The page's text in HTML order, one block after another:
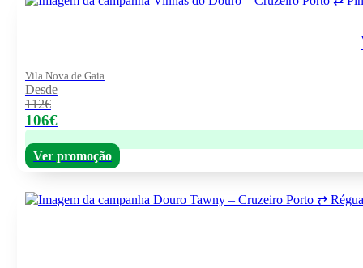
Vila Nova de Gaia
Desde
112€
106€
Ver promoção